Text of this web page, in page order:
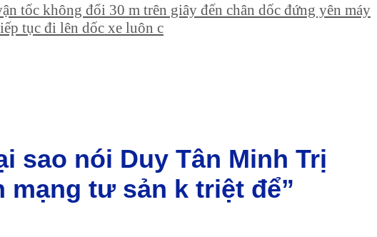
tốc không đổi 30 m trên giây đến chân dốc đứng yên máy
tục đi lên dốc xe luôn c
sao nói Duy Tân Minh Trị
mạng tư sản k triệt để”